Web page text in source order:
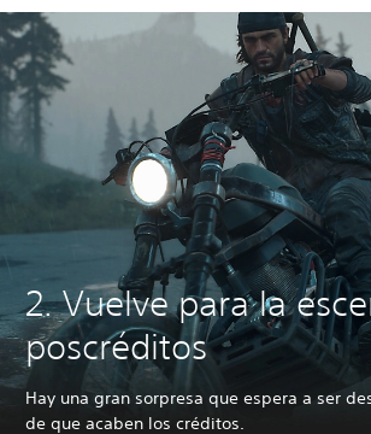
2. Vuelve para la
poscréditos
Hay una gran sorpresa que espera a ser
de que acaben los créditos.